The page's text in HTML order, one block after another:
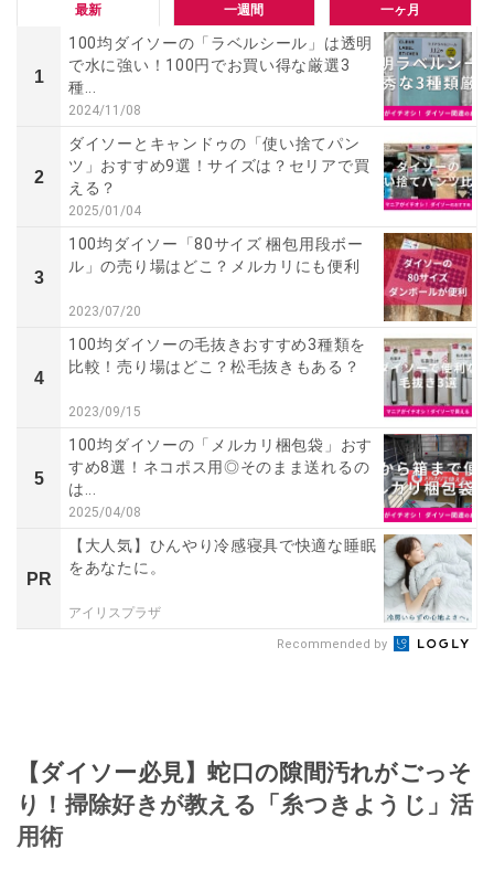
最新 一週間 一ヶ月
1
100均ダイソーの「ラベルシール」は透明
で水に強い！100円でお買い得な厳選3
種...
2024/11/08
2
ダイソーとキャンドゥの「使い捨てパン
ツ」おすすめ9選！サイズは？セリアで買
える？
2025/01/04
3
100均ダイソー「80サイズ 梱包用段ボー
ル」の売り場はどこ？メルカリにも便利
2023/07/20
4
100均ダイソーの毛抜きおすすめ3種類を
比較！売り場はどこ？松毛抜きもある？
2023/09/15
5
100均ダイソーの「メルカリ梱包袋」おす
すめ8選！ネコポス用◎そのまま送れるの
は...
2025/04/08
PR
【大人気】ひんやり冷感寝具で快適な睡眠
をあなたに。
アイリスプラザ
Recommended by
【ダイソー必見】蛇口の隙間汚れがごっそ
り！掃除好きが教える「糸つきようじ」活
用術